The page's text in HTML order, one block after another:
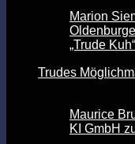
Marion
„Trude Kuh“
Trudes
Maurice
KI GmbH